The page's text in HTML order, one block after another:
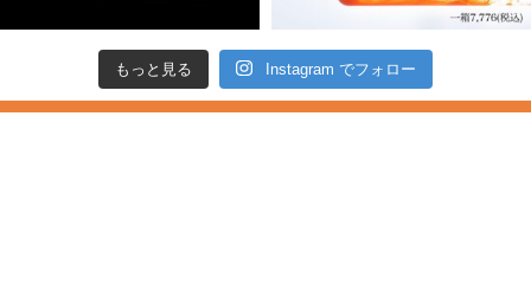
もっと見る Instagram でフォロー